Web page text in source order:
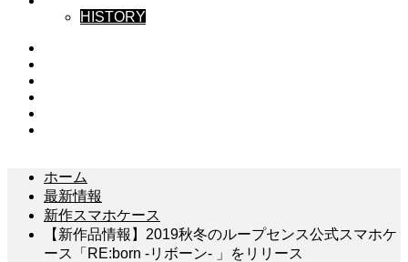
HISTORY
ホーム
最新情報
新作スマホケース
【新作品情報】2019秋冬のループセンス公式スマホケ
ース「RE:born -リボーン- 」をリリース